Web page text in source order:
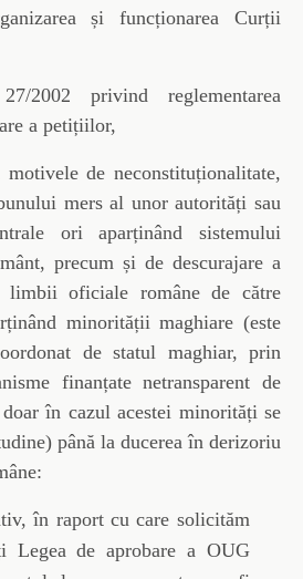
și funcționarea Curții
2002 privind reglementarea
a petițiilor,
de neconstituționalitate,
mers al unor autorități sau
ori aparținând sistemului
precum și de descurajare a
oficiale române de către
minorității maghiare (este
de statul maghiar, prin
finanțate netransparent de
în cazul acestei minorități se
până la ducerea în derizoriu
în raport cu care solicităm
Legea de aprobare a OUG